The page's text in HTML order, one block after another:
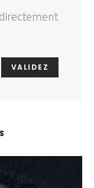
VALIDEZ